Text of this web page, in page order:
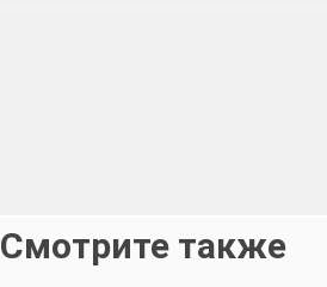
Смотрите также